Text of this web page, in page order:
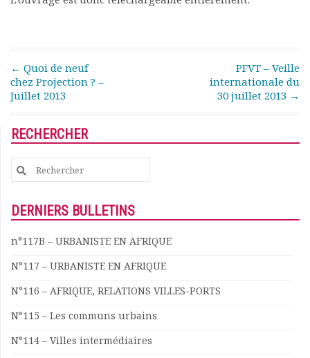
Calendrier des activités
Rapports financiers
Nous rejoindre
Le bulletin
Comité de rédaction
Bulletins Villes en
développement
Ressources
Nos actions
Podcast-AdP
Journées d’études
Concours vidéo
Nos partenaires
Evénements
Post navigation
← Quoi de neuf
chez Projection ? –
Juillet 2013
PFVT – Veille
internationale du
30 juillet 2013 →
RECHERCHER
Search
for:
DERNIERS BULLETINS
n°117B – URBANISTE EN AFRIQUE
N°117 – URBANISTE EN AFRIQUE
N°116 – AFRIQUE, RELATIONS VILLES-PORTS
N°115 – Les communs urbains
N°114 – Villes intermédiaires